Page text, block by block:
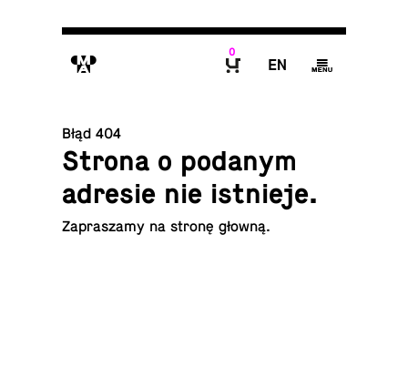
M
0
E g
Błąd 404
Strona o podanym
adresie nie istnieje.
Za­pra­sza­my na stronę głowną.